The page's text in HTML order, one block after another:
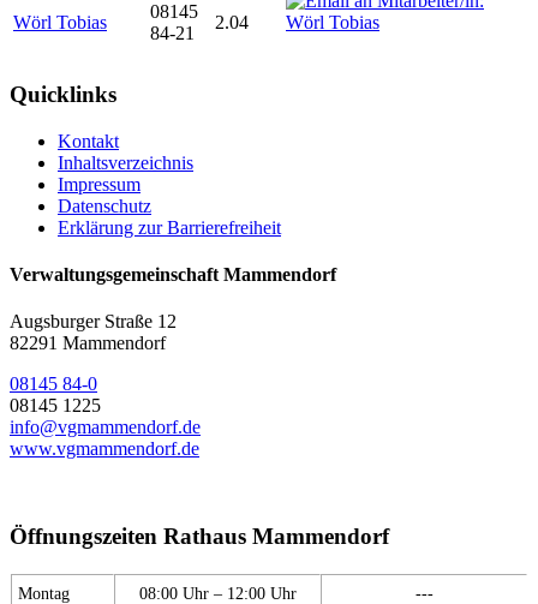
Wörl Tobias
08145
84-21
2.04
Quicklinks
Kontakt
Inhaltsverzeichnis
Impressum
Datenschutz
Erklärung zur Barrierefreiheit
Verwaltungsgemeinschaft Mammendorf
Augsburger Straße 12
82291 Mammendorf
08145 84-0
08145 1225
info@vgmammendorf.de
www.vgmammendorf.de
Öffnungszeiten Rathaus Mammendorf
Montag 08:00 Uhr – 12:00 Uhr ---